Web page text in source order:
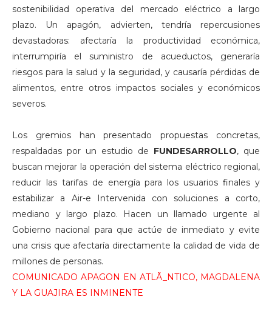
sostenibilidad operativa del mercado eléctrico a largo
plazo. Un apagón, advierten, tendría repercusiones
devastadoras: afectaría la productividad económica,
interrumpiría el suministro de acueductos, generaría
riesgos para la salud y la seguridad, y causaría pérdidas de
alimentos, entre otros impactos sociales y económicos
severos.
Los gremios han presentado propuestas concretas,
respaldadas por un estudio de FUNDESARROLLO, que
buscan mejorar la operación del sistema eléctrico regional,
reducir las tarifas de energía para los usuarios finales y
estabilizar a Air-e Intervenida con soluciones a corto,
mediano y largo plazo. Hacen un llamado urgente al
Gobierno nacional para que actúe de inmediato y evite
una crisis que afectaría directamente la calidad de vida de
millones de personas.
COMUNICADO APAGON EN ATLÃ_NTICO, MAGDALENA
Y LA GUAJIRA ES INMINENTE